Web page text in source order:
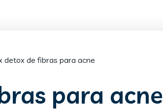
detox de fibras para acne
para acne